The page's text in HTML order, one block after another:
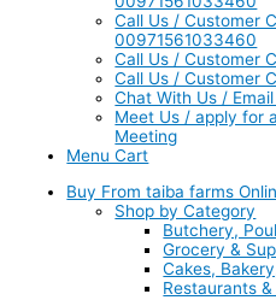
Call Us / Customer
00971561033460
Call Us / Customer
Call Us / Customer
Chat With Us /
Meet Us / apply for
Meeting
Menu Cart
Buy From taiba farms
Shop by Category
Butchery,
Grocery &
Cakes,
Restaurants